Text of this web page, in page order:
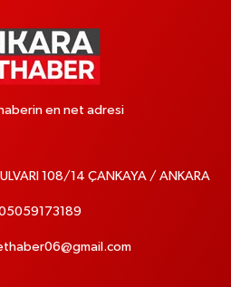
en net adresi
108/14 ÇANKAYA / ANKARA